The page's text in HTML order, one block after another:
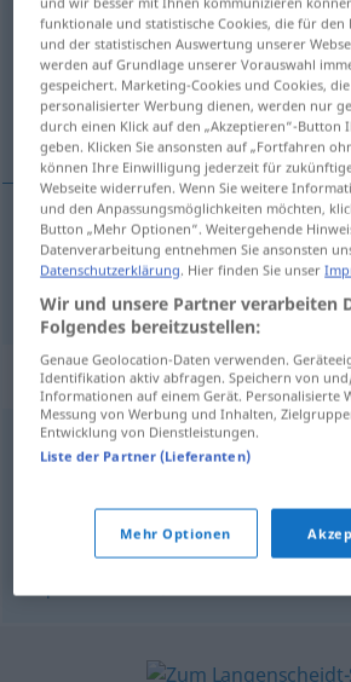
Übersicht aller Übersetzungen
(Für mehr Details die Übersetzung
inmediato
inmediato sofortig
Synonyme für
spornstreichs (geh., veraltend)
postwendend
© OpenThesaurus.de
funktionale und statistische Cookies, die für den
und der statistischen Auswertung unserer
werden auf Grundlage unserer Vorauswahl
gespeichert. Marketing-Cookies und Cookies,
personalisierter Werbung dienen, werden nur
durch einen Klick auf den „Akzeptieren“-Button
geben. Klicken Sie ansonsten auf „Fortfahren
können Ihre Einwilligung jederzeit für
Webseite widerrufen. Wenn Sie weitere
und den Anpassungsmöglichkeiten möchten,
Button „Mehr Optionen“. Weitergehende
Datenverarbeitung entnehmen Sie ansonsten
Datenschutzerklärung. Hier finden Sie unser
Wir und unsere Partner verarbeiten
Folgendes bereitzustellen:
Genaue Geolocation-Daten verwenden.
Identifikation aktiv abfragen. Speichern von
Informationen auf einem Gerät. Personalisierte
Messung von Werbung und Inhalten,
Entwicklung von Dienstleistungen.
Liste der Partner (Lieferanten)
Mehr Optionen